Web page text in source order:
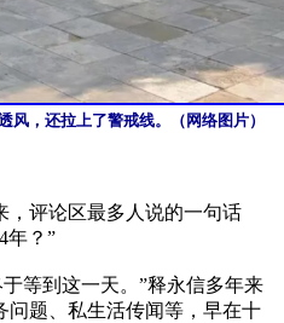
风，还拉上了警戒线。（网络图片）
，评论区最多人说的一句话
年？”
等到这一天。”释永信多年来
问题、私生活传闻等，早在十